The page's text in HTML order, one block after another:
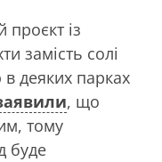
проєкт із
замість солі
деяких парках
, що
тому
буде